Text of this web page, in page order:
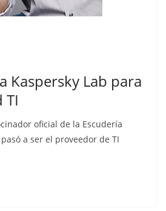
Kaspersky Lab para
TI
oficial de la Escudería
a ser el proveedor de TI